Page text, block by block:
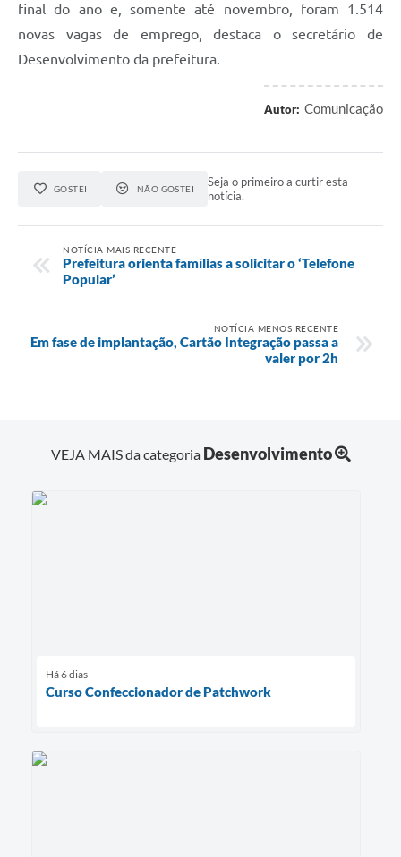
final do ano e, somente até novembro, foram 1.514
novas vagas de emprego, destaca o secretário de
Desenvolvimento da prefeitura.
Autor: Comunicação
GOSTEI NÃO GOSTEI
Seja o primeiro a curtir esta
notícia.
NOTÍCIA MAIS RECENTE
Prefeitura orienta famílias a solicitar o ‘Telefone
Popular’
NOTÍCIA MENOS RECENTE
Em fase de implantação, Cartão Integração passa a
valer por 2h
VEJA MAIS da categoria Desenvolvimento
Há 6 dias
Curso Confeccionador de Patchwork